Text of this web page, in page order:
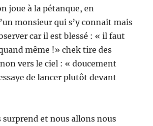
joue à la pétanque, en
monsieur qui s’y connait mais
car il est blessé : « il faut
même !» chek tire des
vers le ciel : « doucement
de lancer plutôt devant
surprend et nous allons nous